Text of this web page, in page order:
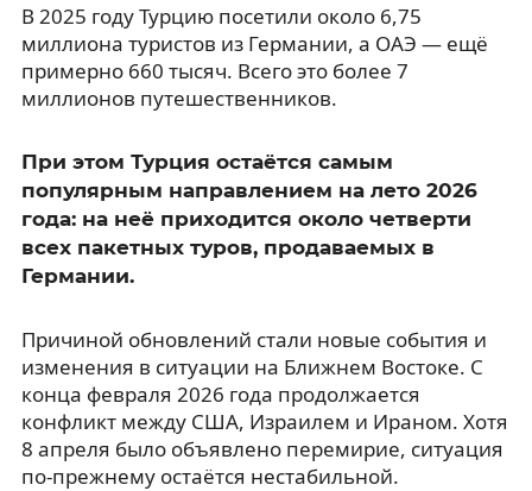
В 2025 году Турцию посетили около 6,75
миллиона туристов из Германии, а ОАЭ — ещё
примерно 660 тысяч. Всего это более 7
миллионов путешественников.
При этом Турция остаётся самым
популярным направлением на лето 2026
года: на неё приходится около четверти
всех пакетных туров, продаваемых в
Германии.
Причиной обновлений стали новые события и
изменения в ситуации на Ближнем Востоке. С
конца февраля 2026 года продолжается
конфликт между США, Израилем и Ираном. Хотя
8 апреля было объявлено перемирие, ситуация
по-прежнему остаётся нестабильной.